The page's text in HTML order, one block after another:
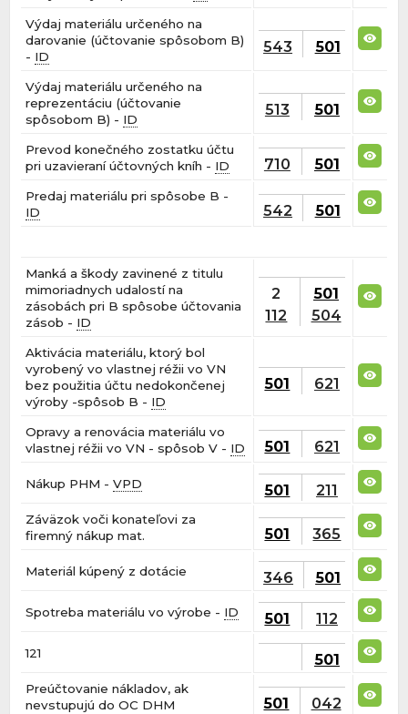
Výdaj materiálu určeného na
darovanie (účtovanie spôsobom B)
- ID
543 501
Výdaj materiálu určeného na
reprezentáciu (účtovanie
spôsobom B) - ID
513 501
Prevod konečného zostatku účtu
pri uzavieraní účtovných kníh - ID 710 501
Predaj materiálu pri spôsobe B -
ID
542 501
Manká a škody zavinené z titulu
mimoriadnych udalostí na
zásobách pri B spôsobe účtovania
zásob - ID
2
112
501
504
Aktivácia materiálu, ktorý bol
vyrobený vo vlastnej réžii vo VN
bez použitia účtu nedokončenej
výroby -spôsob B - ID
501 621
Opravy a renovácia materiálu vo
vlastnej réžii vo VN - spôsob V - ID 501 621
Nákup PHM -VPD 501 211
Záväzok voči konateľovi za
firemný nákup mat.
501 365
Materiál kúpený z dotácie 346 501
Spotreba materiálu vo výrobe - ID 501 112
121 501
Preúčtovanie nákladov, ak
nevstupujú do OC DHM
501 042